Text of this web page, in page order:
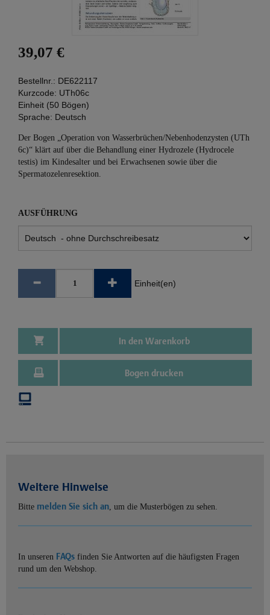
39,07 €
Bestellnr.: DE622117
Kurzcode: UTh06c
Einheit (50 Bögen)
Sprache: Deutsch
Der Bogen „Operation von Wasserbrüchen/Nebenhodenzysten (UTh
6c)“ klärt auf über die Behandlung einer Hydrozele (Hydrocele
testis) im Kindesalter und bei Erwachsenen sowie über die
Spermatozelenresektion.
AUSFÜHRUNG
Einheit(en)
In den Warenkorb
Bogen drucken
Weitere Hinweise
Bitte melden Sie sich an, um die Musterbögen zu sehen.
In unseren FAQs finden Sie Antworten auf die häufigsten Fragen
rund um den Webshop.